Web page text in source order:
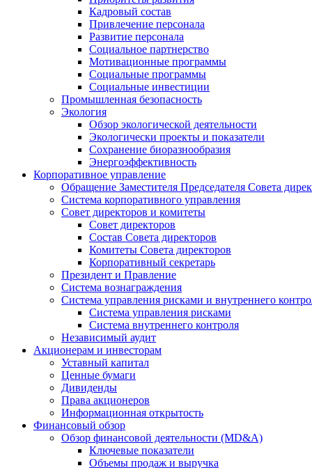
Кадровый состав
Привлечение персонала
Развитие персонала
Социальное партнерство
Мотивационные программы
Социальные программы
Социальные инвестиции
Промышленная безопасность
Экология
Обзор экологической деятельности
Экологически проекты и показатели
Сохранение биоразнообразия
Энергоэффективность
Корпоративное управление
Обращение Заместителя Председателя Совета
Система корпоративного управления
Совет директоров и комитеты
Совет директоров
Состав Совета директоров
Комитеты Совета директоров
Корпоративный секретарь
Президент и Правление
Система вознаграждения
Система управления рисками и внутреннего
Система управления рисками
Система внутреннего контроля
Независимый аудит
Акционерам и инвесторам
Уставный капитал
Ценные бумаги
Дивиденды
Права акционеров
Информационная открытость
Финансовый обзор
Обзор финансовой деятельности (MD&A)
Ключевые показатели
Объемы продаж и выручка